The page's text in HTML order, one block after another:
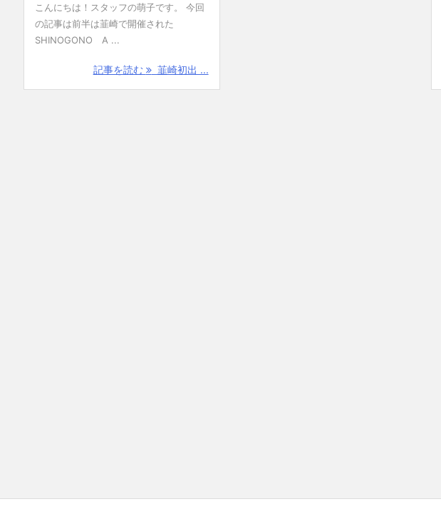
こんにちは！スタッフの萌子です。 今回
の記事は前半は韮崎で開催された
SHINOGONO A ...
記事を読む 韮崎初出 ...